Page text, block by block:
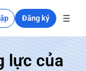
Đăng ký
lực của